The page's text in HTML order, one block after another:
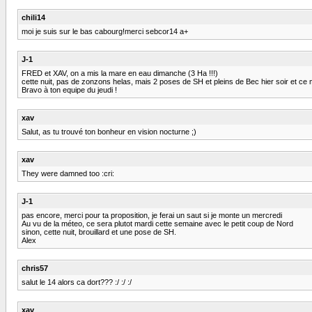
chili14
moi je suis sur le bas cabourg!merci sebcor14 a+
J-1
FRED et XAV, on a mis la mare en eau dimanche (3 Ha !!!)
cette nuit, pas de zonzons helas, mais 2 poses de SH et pleins de Bec hier soir et ce
Bravo à ton equipe du jeudi !
xav
Salut, as tu trouvé ton bonheur en vision nocturne ;)
xav
They were damned too :cri:
J-1
pas encore, merci pour ta proposition, je ferai un saut si je monte un mercredi
Au vu de la méteo, ce sera plutot mardi cette semaine avec le petit coup de Nord
sinon, cette nuit, brouillard et une pose de SH.
Alex
chris57
salut le 14 alors ca dort??? :/ :/ :/
xav